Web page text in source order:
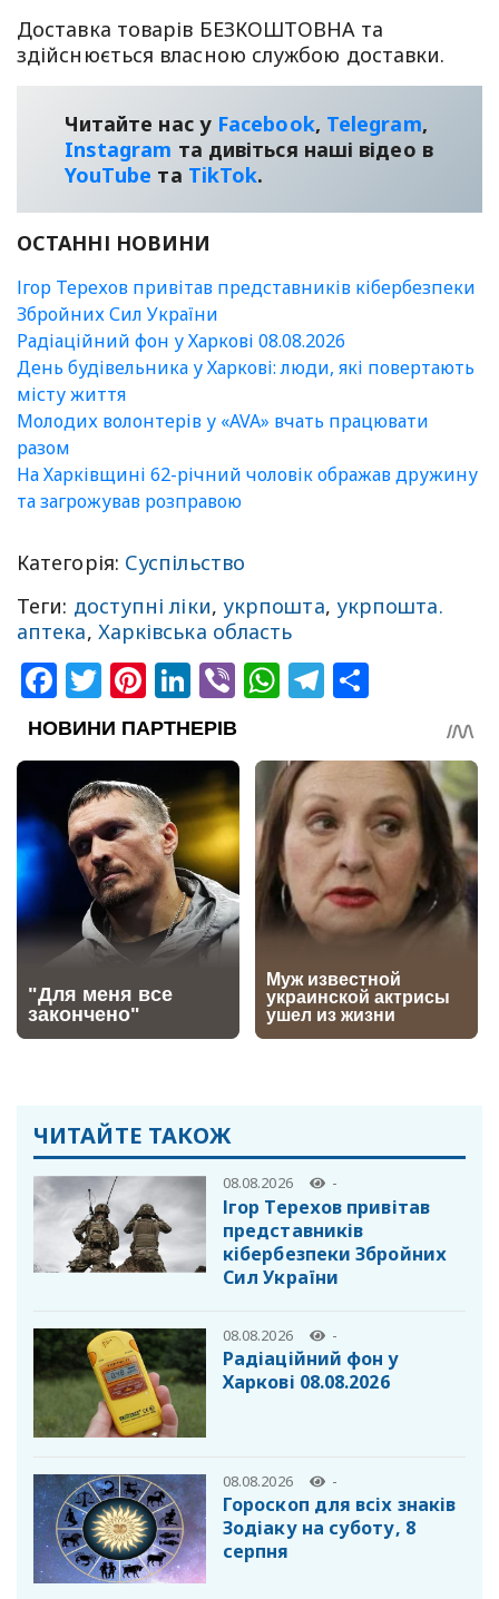
Доставка товарів БЕЗКОШТОВНА та
здійснюється власною службою доставки.
Читайте нас у Facebook, Telegram,
Instagram та дивіться наші відео в
YouТube та TikTok.
ОСТАННІ НОВИНИ
Ігор Терехов привітав представників кібербезпеки
Збройних Сил України
Радіаційний фон у Харкові 08.08.2026
День будівельника у Харкові: люди, які повертають
місту життя
Молодих волонтерів у «AVA» вчать працювати
разом
На Харківщині 62-річний чоловік ображав дружину
та загрожував розправою
Категорія: Суспільство
Теги: доступні ліки, укрпошта, укрпошта.
аптека, Харківська область
Facebook
Twitter
Pinterest
LinkedIn
ViberWhatsApp
Telegram
ЧИТАЙТЕ ТАКОЖ
08.08.2026 -
Ігор Терехов привітав
представників
кібербезпеки Збройних
Сил України
08.08.2026 -
Радіаційний фон у
Харкові 08.08.2026
08.08.2026 -
Гороскоп для всіх знаків
Зодіаку на суботу, 8
серпня